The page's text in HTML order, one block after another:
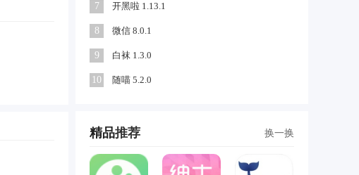
7 开黑啦 1.13.1
8 微信 8.0.1
9 白袜 1.3.0
10 随喵 5.2.0
精品推荐 换一换